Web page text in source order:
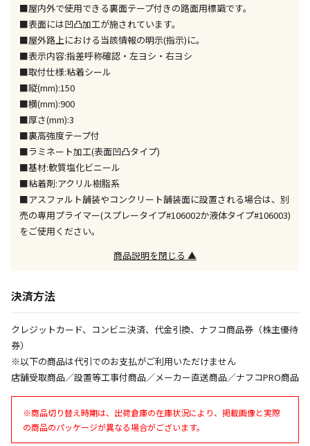
特定の店舗のみで受取ができる商品です（宅配便での
お届けができません）
※同時購入の商品は、全て同じ店舗での受取となりま
す
委託業者によりお届けする商品です
※ほか商品との同時購入はできません。お手数です
が、ご購入手続きを分けてお買い求めください
※支払い方法の代金引換は選択できません。
※電話注文はできません。
宅配のみでお届けする商品です（店舗受取は選択でき
ません）
※「宅配・店舗受取」「宅配のみ」マークの商品のみ
同時購入が可能です
午前9時までのご注文確定した商品については、当日に
ただし、メーカーの営業日に基づき出荷手続きを行う
決定となります。
■屋内外で使用できる裏面テープ付きの路面用標識です。
■表面には凹凸加工が施されています。
■屋外路上における当該情報の明示(指示)に。
■表示内容:指差呼称確認・左ヨシ・右ヨシ
■取付仕様:粘着シール
■縦(mm):150
■横(mm):900
■厚さ(mm):3
■裏高強度テープ付
■ラミネート加工(表面凹凸タイプ)
■基材:軟質塩化ビニール
■粘着剤:アクリル樹脂系
■アスファルト舗装やコンクリート舗装面に設置される場合は、別
売の専用プライマー(スプレータイプ#106002か液体タイプ#106003)
をご使用ください。
商品説明を閉じる ▲
決済方法
クレジットカード、コンビニ決済、代金引換、ナフコ商品券（株主優待
券）
※以下の商品は代引でのお支払がご利用いただけません
店舗受取商品／設置等工事付商品／メーカー直送商品／ナフコPRO商品
※商品切り替え時期は、出荷倉庫の在庫状況により、掲載画像と実際
の商品のパッケージが異なる場合がございます。